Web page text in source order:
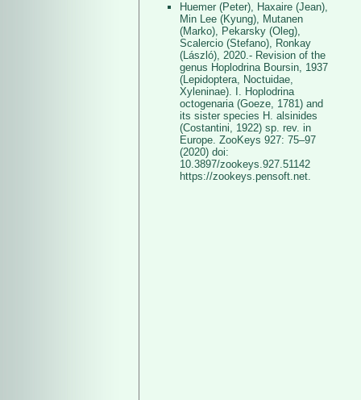
Huemer (Peter), Haxaire (Jean),
Min Lee (Kyung), Mutanen
(Marko), Pekarsky (Oleg),
Scalercio (Stefano), Ronkay
(László), 2020.- Revision of the
genus Hoplodrina Boursin, 1937
(Lepidoptera, Noctuidae,
Xyleninae). I. Hoplodrina
octogenaria (Goeze, 1781) and
its sister species H. alsinides
(Costantini, 1922) sp. rev. in
Europe. ZooKeys 927: 75–97
(2020) doi:
10.3897/zookeys.927.51142
https://zookeys.pensoft.net.